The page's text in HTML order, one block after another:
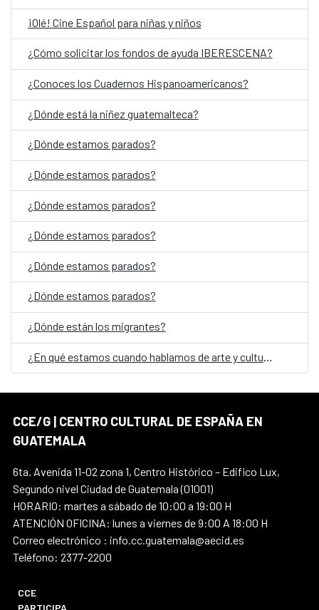
¡Olé! Cine Español para niñas y niños
¿Cómo solicitar los fondos de ayuda IBERESCENA?
¿Conoces los Cuadernos Hispanoamericanos?
¿Dónde está la niñez guatemalteca?
¿Dónde estamos parados?
¿Dónde estamos parados?
¿Dónde estamos parados?
¿Dónde estamos parados?
¿Dónde estamos parados?
¿Dónde estamos parados?
¿Dónde están los migrantes?
CCE/G | CENTRO CULTURAL DE ESPAÑA EN
GUATEMALA
6ta. Avenida 11-02 zona 1, Centro Histórico – Edifico Lux,
Segundo nivel Ciudad de Guatemala (01001)
HORARIO: martes a sábado de 10:00 a 19:00 H
ATENCIÓN OFICINA: lunes a viernes de 9:00 A 18:00 H
Correo electrónico : info.cc.guatemala@aecid.es
Teléfono: 2377-2200
CCE